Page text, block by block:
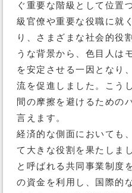
ぐ重要な階級として位置
級官僚や重要な役職に就
り、さまざまな社会的役
うな背景から、色目人は
を安定させる一因となり
流を促進しました。こう
間の摩擦を避けるための
言えます。
経済的な側面においても
て大きな役割を果たしま
と呼ばれる共同事業制度
の資金を利用し、国際的